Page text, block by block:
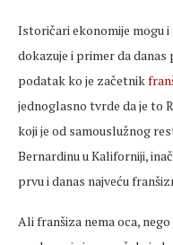
Istoričari ekonomije mogu i
dokazuje i primer da
podatak ko je začetnik
jednoglasno tvrde da je to
koji je od samouslužnog
Bernardinu u Kaliforniji,
prvu i danas najveću
Ali franšiza nema oca,